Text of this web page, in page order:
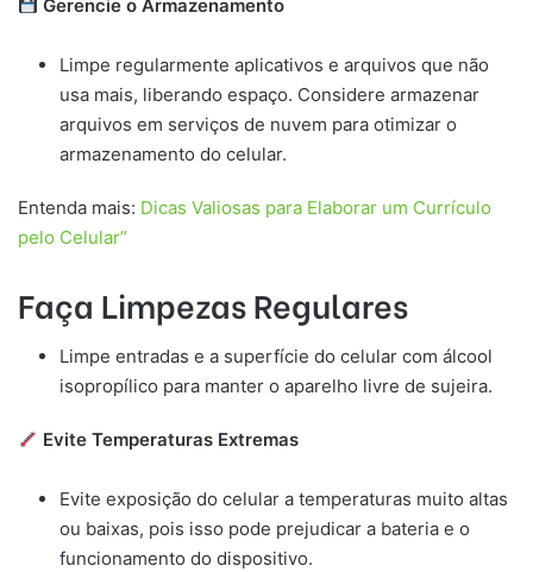
Gerencie o Armazenamento
Limpe regularmente aplicativos e arquivos que não
usa mais, liberando espaço. Considere armazenar
arquivos em serviços de nuvem para otimizar o
armazenamento do celular.
Entenda mais: Dicas Valiosas para Elaborar um Currículo
pelo Celular”
Faça Limpezas Regulares
Limpe entradas e a superfície do celular com álcool
isopropílico para manter o aparelho livre de sujeira.
Evite Temperaturas Extremas
Evite exposição do celular a temperaturas muito altas
ou baixas, pois isso pode prejudicar a bateria e o
funcionamento do dispositivo.